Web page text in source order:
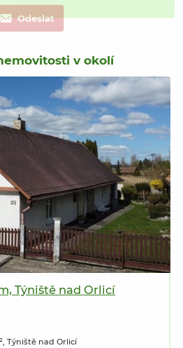
Odeslat
v okolí
Týniště nad Orlicí
Týniště nad Orlicí